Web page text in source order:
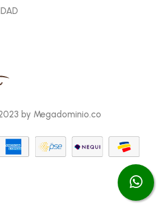
by Megadominio.co